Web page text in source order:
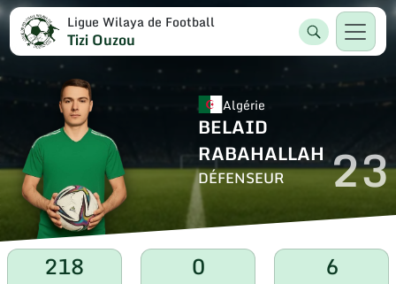
Ligue Wilaya de Football
Tizi Ouzou
Algérie
BELAID
RABAHALLAH
DÉFENSEUR 23
218 0 6